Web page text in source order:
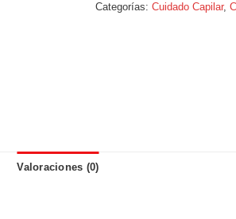
Categorías:Cuidado Capilar,
Valoraciones (0)